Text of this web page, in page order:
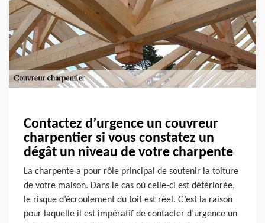
Contactez d’urgence un couvreur
charpentier si vous constatez un
dégât un niveau de votre charpente
La charpente a pour rôle principal de soutenir la toiture
de votre maison. Dans le cas où celle-ci est détériorée,
le risque d’écroulement du toit est réel. C’est la raison
pour laquelle il est impératif de contacter d’urgence un